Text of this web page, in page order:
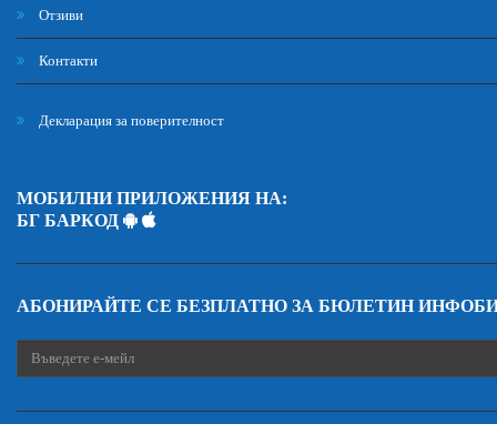
Отзиви
Контакти
Декларация за поверителност
МОБИЛНИ ПРИЛОЖЕНИЯ НА:
БГ БАРКОД
АБОНИРАЙТЕ СЕ БЕЗПЛАТНО ЗА БЮЛЕТИН